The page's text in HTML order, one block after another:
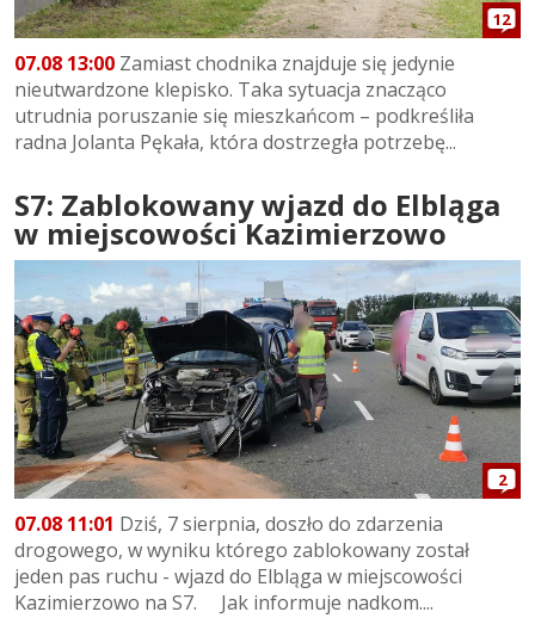
12
07.08 13:00 Zamiast chodnika znajduje się jedynie
nieutwardzone klepisko. Taka sytuacja znacząco
utrudnia poruszanie się mieszkańcom – podkreśliła
radna Jolanta Pękała, która dostrzegła potrzebę...
S7: Zablokowany wjazd do Elbląga
w miejscowości Kazimierzowo
2
07.08 11:01 Dziś, 7 sierpnia, doszło do zdarzenia
drogowego, w wyniku którego zablokowany został
jeden pas ruchu - wjazd do Elbląga w miejscowości
Kazimierzowo na S7. Jak informuje nadkom....